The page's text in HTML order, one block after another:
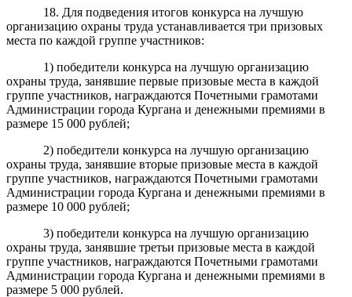
18. Для подведения итогов конкурса на лучшую
организацию охраны труда устанавливается три призовых
места по каждой группе участников:
1) победители конкурса на лучшую организацию
охраны труда, занявшие первые призовые места в каждой
группе участников, награждаются Почетными грамотами
Администрации города Кургана и денежными премиями в
размере 15 000 рублей;
2) победители конкурса на лучшую организацию
охраны труда, занявшие вторые призовые места в каждой
группе участников, награждаются Почетными грамотами
Администрации города Кургана и денежными премиями в
размере 10 000 рублей;
3) победители конкурса на лучшую организацию
охраны труда, занявшие третьи призовые места в каждой
группе участников, награждаются Почетными грамотами
Администрации города Кургана и денежными премиями в
размере 5 000 рублей.